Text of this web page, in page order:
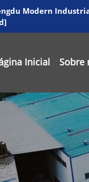
Modern
Inicial Sobre